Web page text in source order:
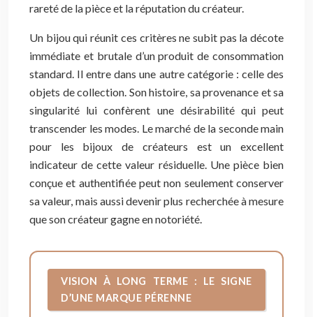
rareté de la pièce et la réputation du créateur.
Un bijou qui réunit ces critères ne subit pas la décote
immédiate et brutale d’un produit de consommation
standard. Il entre dans une autre catégorie : celle des
objets de collection. Son histoire, sa provenance et sa
singularité lui confèrent une désirabilité qui peut
transcender les modes. Le marché de la seconde main
pour les bijoux de créateurs est un excellent
indicateur de cette valeur résiduelle. Une pièce bien
conçue et authentifiée peut non seulement conserver
sa valeur, mais aussi devenir plus recherchée à mesure
que son créateur gagne en notoriété.
VISION À LONG TERME : LE SIGNE
D’UNE MARQUE PÉRENNE